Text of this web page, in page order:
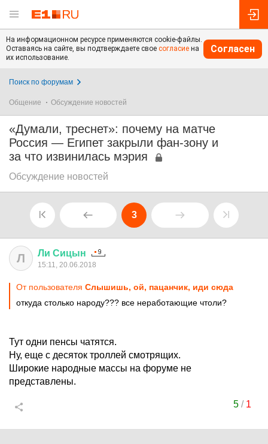
На информационном ресурсе применяются cookie-файлы.
Оставаясь на сайте, вы подтверждаете свое согласие на
их использование.
Согласен
Поиск по форумам
Общение Обсуждение новостей
«Думали, треснет»: почему на матче
Россия — Египет закрыли фан-зону и
за что извинилась мэрия
Обсуждение новостей
3
Л Ли Сицын
15:11, 20.06.2018
От пользователя Слышишь, ой, пацанчик, иди сюда
откуда столько народу??? все неработающие чтоли?
Тут одни пенсы чатятся.
Ну, еще с десяток троллей смотрящих.
Широкие народные массы на форуме не
представлены.
5/ 1